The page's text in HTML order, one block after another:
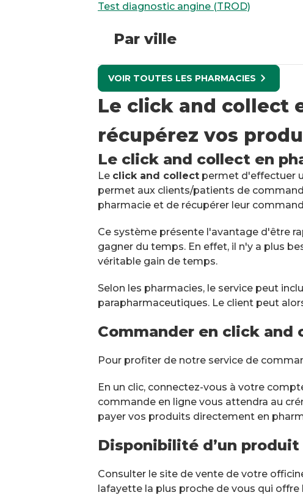
Test diagnostic angine (TROD)
Par ville
VOIR TOUTES LES PHARMACIES
Le click and collect
récupérez vos
Le click and collect en
Le click and collect permet d'effectuer
permet aux clients/patients de
pharmacie et de récupérer leur
Ce système présente l'avantage d'être
gagner du temps. En effet, il n'y a plus
véritable gain de temps.
Selon les pharmacies, le service peut
parapharmaceutiques. Le client peut
Commander en click and
Pour profiter de notre service de
En un clic, connectez-vous à votre
commande en ligne vous attendra au
payer vos produits directement en
Disponibilité d’un
Consulter le site de vente de votre
lafayette la plus proche de vous qui